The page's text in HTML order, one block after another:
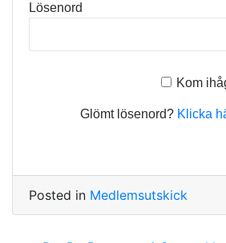
Lösenord
Kom
Glömt lösenord? Klicka
Posted in Medlemsutskick